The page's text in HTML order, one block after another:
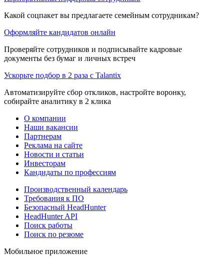
Какой соцпакет вы предлагаете семейным сотрудникам?
Оформляйте кандидатов онлайн
Проверяйте сотрудников и подписывайте кадровые
документы без бумаг и личных встреч
Ускорьте подбор в 2 раза с Talantix
Автоматизируйте сбор откликов, настройте воронку,
собирайте аналитику в 2 клика
О компании
Наши вакансии
Партнерам
Реклама на сайте
Новости и статьи
Инвесторам
Кандидаты по профессиям
Производственный календарь
Требования к ПО
Безопасный HeadHunter
HeadHunter API
Поиск работы
Поиск по резюме
Мобильное приложение